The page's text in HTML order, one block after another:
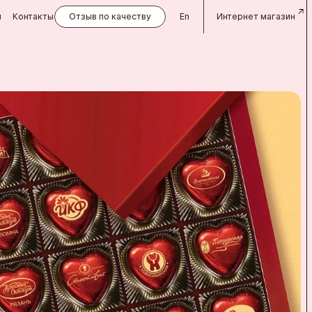
Контакты Отзыв по качеству
En
Интернет магазин